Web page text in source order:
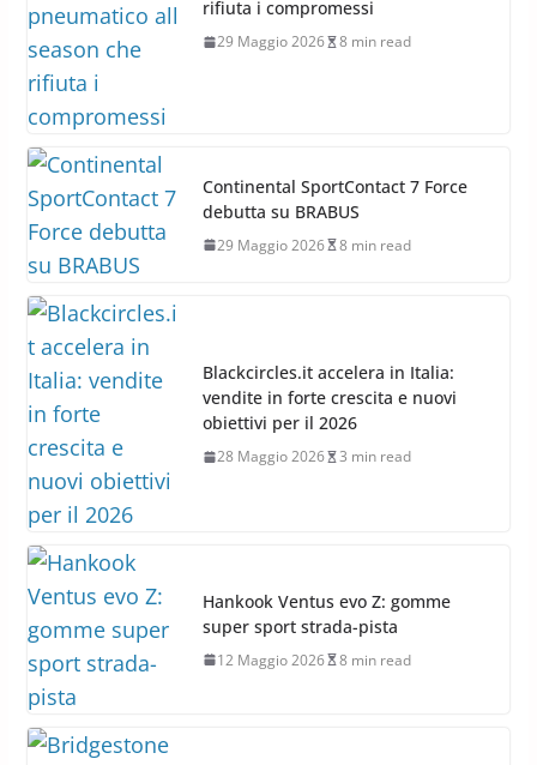
rifiuta i compromessi
29 Maggio 2026 8 min read
Continental SportContact 7 Force
debutta su BRABUS
29 Maggio 2026 8 min read
Blackcircles.it accelera in Italia:
vendite in forte crescita e nuovi
obiettivi per il 2026
28 Maggio 2026 3 min read
Hankook Ventus evo Z: gomme
super sport strada-pista
12 Maggio 2026 8 min read